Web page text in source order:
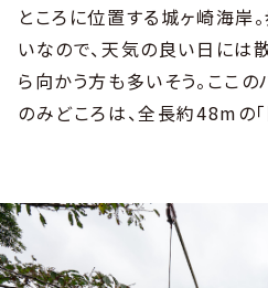
ところに位置する城ヶ崎海岸
いなので、天気の良い日には
ら向かう方も多いそう。ここ
のみどころは、全長約48mの「